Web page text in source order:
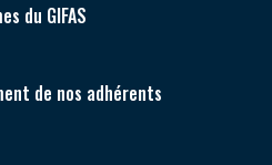
du GIFAS
de nos adhérents